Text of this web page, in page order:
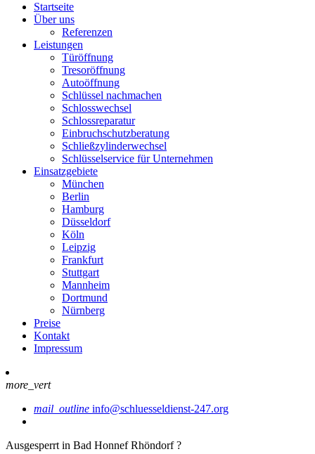
Startseite
Über uns
Referenzen
Leistungen
Türöffnung
Tresoröffnung
Аutoöffnung
Schlüssel nachmachen
Schlosswechsel
Schlossreparatur
Einbruchschutzberatung
Schließzylinderwechsel
Schlüsselservice für Unternehmen
Einsatzgebiete
München
Berlin
Hamburg
Düsseldorf
Köln
Leipzig
Frankfurt
Stuttgart
Mannheim
Dortmund
Nürnberg
Preise
Kontakt
Impressum
more_vert
mail_outline info@schluesseldienst-247.org
Ausgesperrt in Bad Honnef Rhöndorf ?